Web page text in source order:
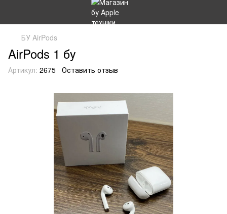
БУ AirPods
AirPods 1 бу
Артикул: 2675 Оставить отзыв